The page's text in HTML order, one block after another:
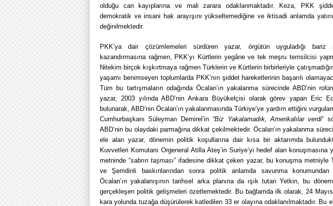
olduğu can kayıplarına ve mali zarara odaklanmaktadır. Keza, PKK
demokratik ve insani hak arayışını yükseltemediğine ve iktisadi anlamda
değinilmektedir.
PKK’ya dair çözümlemeleri sürdüren yazar, örgütün uyguladığı bariz
kazandırmasına rağmen, PKK’yı Kürtlerin yegâne ve tek meşru temsilcisi
Nitekim birçok kışkırtmaya rağmen Türklerin ve Kürtlerin birbirleriyle
yaşamı benimseyen toplumlarda PKK’nın şiddet hareketlerinin başarılı
Tüm bu tartışmaların odağında Öcalan’ın yakalanma sürecinde ABD’nin
yazar, 2003 yılında ABD’nin Ankara Büyükelçisi olarak görev yapan Eric
bulunarak, ABD’nin Öcalan’ın yakalanmasında Türkiye’ye yardım ettiğini
Cumhurbaşkanı Süleyman Demirel’in “Biz Yakalamadık, Amerikalılar verdi“
ABD’nin bu olaydaki parmağına dikkat çekilmektedir. Öcalan’ın yakalanma
ele alan yazar, dönemin politik koşullarına dair kısa bir aktarımda
Kuvvetleri Komutanı Orgeneral Atilla Ateş’in Suriye’yi hedef alan konuşmasına
metninde “sabrın taşması” ifadesine dikkat çeken yazar, bu konuşma metniyle
ve Şemdinli baskınlarından sonra politik anlamda savunma konumundan
Öcalan’ın yakalanışının tarihsel arka planına da ışık tutan Yetkin, bu
gerçekleşen politik gelişmeleri özetlemektedir. Bu bağlamda ilk olarak, 24
kara yolunda tuzağa düşürülerek katledilen 33 er olayına odaklanılmaktadır. Bu